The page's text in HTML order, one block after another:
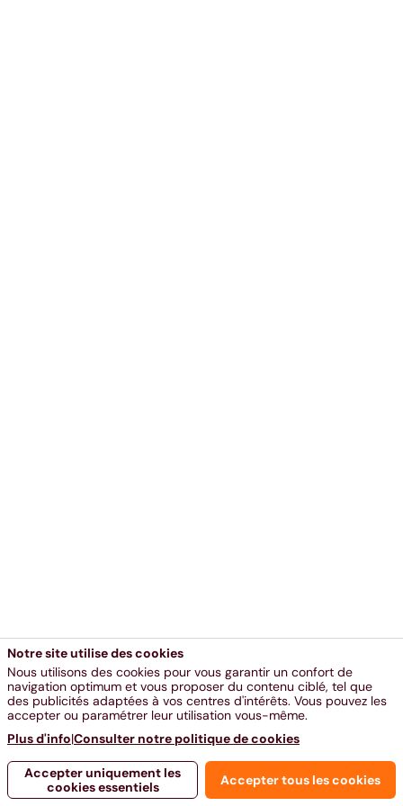
Notre site utilise des cookies
Nous utilisons des cookies pour vous garantir un confort de
navigation optimum et vous proposer du contenu ciblé, tel que
des publicités adaptées à vos centres d'intérêts. Vous pouvez les
accepter ou paramétrer leur utilisation vous-même.
Accepter tous les cookies
Accepter uniquement les
cookies essentiels
Plus d'info|Consulter notre politique de cookies